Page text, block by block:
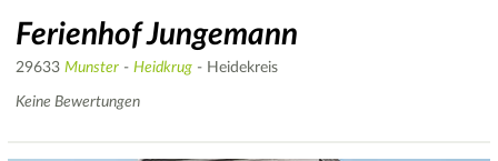
Ferienhof Jungemann
29633 Munster - Heidkrug - Heidekreis
Keine Bewertungen